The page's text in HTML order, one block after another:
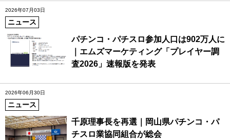
2026年07月03日
ニュース
パチンコ・パチスロ参加人口は902万人に
｜エムズマーケティング「プレイヤー調
査2026」速報版を発表
2026年06月30日
ニュース
千原理事長を再選｜岡山県パチンコ・パ
チスロ業協同組合が総会